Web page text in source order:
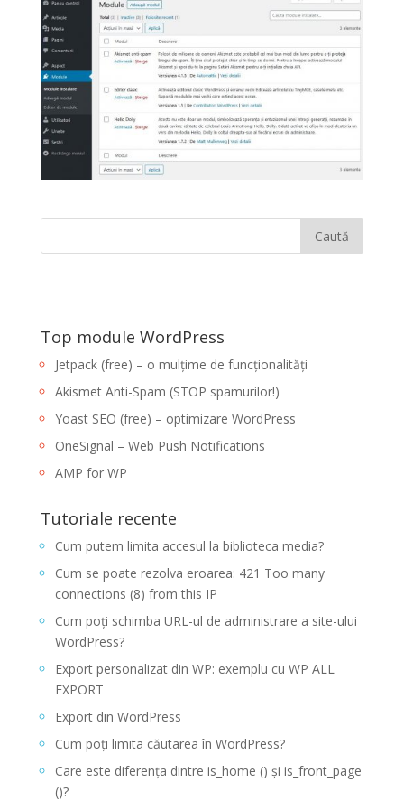
Top module WordPress
Jetpack (free) – o mulțime de funcționalități
Akismet Anti-Spam (STOP spamurilor!)
Yoast SEO (free) – optimizare WordPress
OneSignal – Web Push Notifications
AMP for WP
Tutoriale recente
Cum putem limita accesul la biblioteca media?
Cum se poate rezolva eroarea: 421 Too many
connections (8) from this IP
Cum poți schimba URL-ul de administrare a site-ului
WordPress?
Export personalizat din WP: exemplu cu WP ALL
EXPORT
Export din WordPress
Cum poți limita căutarea în WordPress?
Care este diferența dintre is_home () și is_front_page
()?